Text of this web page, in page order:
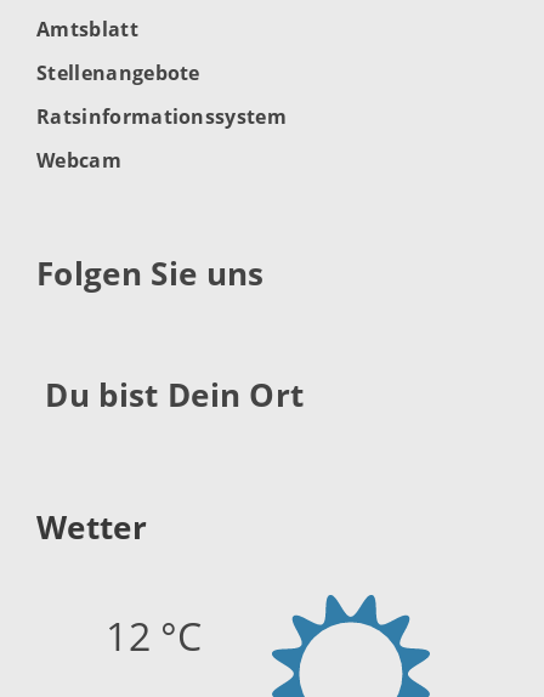
Amtsblatt
Stellenangebote
Ratsinformationssystem
Webcam
Folgen Sie uns
Du bist Dein Ort
Wetter
12 °C